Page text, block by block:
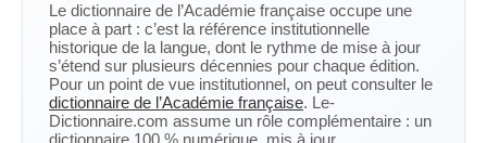
Le dictionnaire de l’Académie française occupe une
place à part : c’est la référence institutionnelle
historique de la langue, dont le rythme de mise à jour
s’étend sur plusieurs décennies pour chaque édition.
Pour un point de vue institutionnel, on peut consulter le
dictionnaire de l’Académie française. Le-
Dictionnaire.com assume un rôle complémentaire : un
dictionnaire 100 % numérique, mis à jour